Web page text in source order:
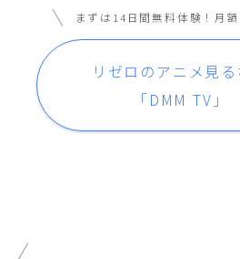
まずは14日間無料体験！月
リゼロのアニメ見
「DMM TV」